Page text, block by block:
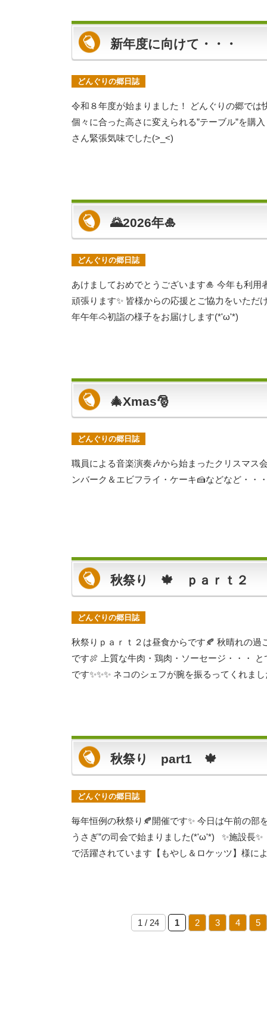
新年度に向けて・・・
どんぐりの郷日誌
令和８年度が始まりました！ どんぐりの郷で
個々に合った高さに変えられる”テーブル”を購
さん緊張気味でした(>_<)
🌄2026年🎍
どんぐりの郷日誌
あけましておめでとうございます🎍 今年も利
頑張ります✨ 皆様からの応援とご協力をいただ
年午年🐴初詣の様子をお届けします(*'ω'*)
🎄Xmas🎅
どんぐりの郷日誌
職員による音楽演奏🎶から始まったクリスマス
ンバーク＆エビフライ・ケーキ🍰などなど・・
秋祭り 🍁 ｐａｒｔ２
どんぐりの郷日誌
秋祭りｐａｒｔ２は昼食からです🍂 秋晴れの
です🍖 上質な牛肉・鶏肉・ソーセージ・・・
です✨✨✨ ネコのシェフが腕を振るってくれ
秋祭り part1 🍁
どんぐりの郷日誌
毎年恒例の秋祭り🍂開催です✨ 今日は午前の
うさぎ”の司会で始まりました(*'ω'*) ✨施設長
で活躍されています【もやし＆ロケッツ】様
1 / 24 1 2 3 4 5